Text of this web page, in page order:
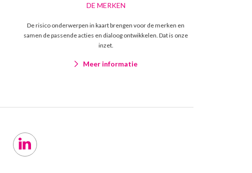
DE MERKEN
De risico onderwerpen in kaart brengen voor de merken en
samen de passende acties en dialoog ontwikkelen. Dat is onze
inzet.
Meer informatie